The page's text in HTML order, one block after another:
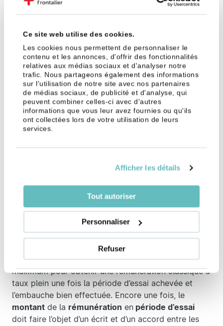
Ce site web utilise des cookies.
Les cookies nous permettent de personnaliser le
contenu et les annonces, d'offrir des fonctionnalités
relatives aux médias sociaux et d'analyser notre
trafic. Nous partageons également des informations
sur l'utilisation de notre site avec nos partenaires
de médias sociaux, de publicité et d'analyse, qui
peuvent combiner celles-ci avec d'autres
informations que vous leur avez fournies ou qu'ils
ont collectées lors de votre utilisation de leurs
services.
Afficher les détails
Tout autoriser
Personnaliser
Refuser
Les contrats d’apprentissage peuvent avoir une
période d’essai comprise entre un et trois mois,
cantonale responsable de la formation
professionnelle du candidat.
Quel salaire en période
d'essai ?
Si l’employeur décide de rémunérer lesjournées
salarié ayant déjà passé la période d’essai. Le
ainsi qu’à tous les autres traitements prévus
pour l’ensemble des salariés.
Cependant, il n’est pas rare que la
période d’essai soit moins élevée qu’un salaire plein :
5 et 10 %. La raison selon les
employeurs : pousser le candidat à faire son
maximum pour obtenir une rémunération classique à
taux plein une fois la période d’essai achevée et
l’embauche bien effectuée. Encore une fois, le
montant de la rémunération en période d’essai
doit faire l’objet d’un écrit et d’un accord entre les